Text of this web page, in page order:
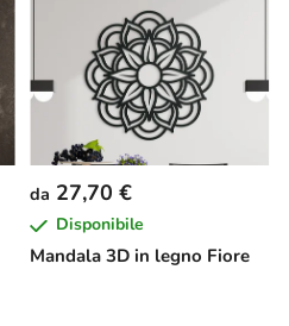
Mandala 3D in legno Fiore
da 27,70 €
Disponibile